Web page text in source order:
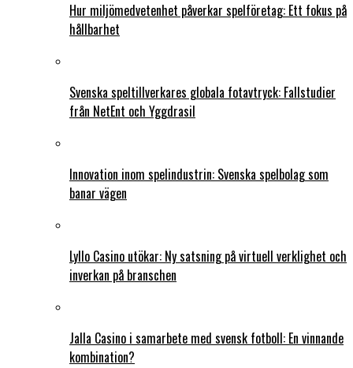
Hur miljömedvetenhet påverkar spelföretag: Ett fokus på
hållbarhet
Svenska speltillverkares globala fotavtryck: Fallstudier
från NetEnt och Yggdrasil
Innovation inom spelindustrin: Svenska spelbolag som
banar vägen
Lyllo Casino utökar: Ny satsning på virtuell verklighet och
inverkan på branschen
Jalla Casino i samarbete med svensk fotboll: En vinnande
kombination?